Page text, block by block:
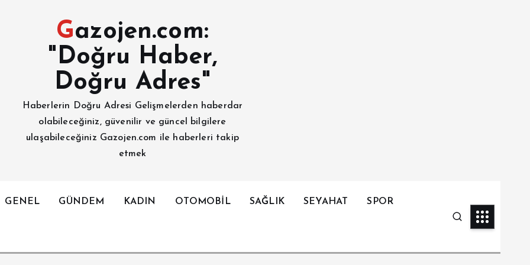
Gazojen.com:
"Doğru Haber,
Doğru Adres"
Haberlerin Doğru Adresi Gelişmelerden haberdar
olabileceğiniz, güvenilir ve güncel bilgilere
ulaşabileceğiniz Gazojen.com ile haberleri takip
etmek
GENEL GÜNDEM KADIN OTOMOBİL SAĞLIK SEYAHAT SPOR